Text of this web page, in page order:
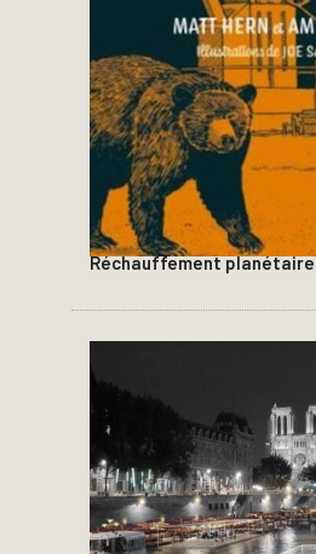
Réchauffement planétaire